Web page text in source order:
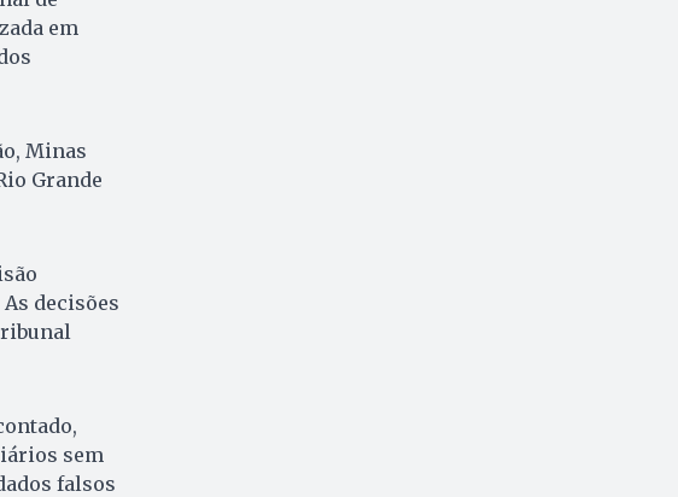
em
Minas
Grande
decisões
sem
falsos